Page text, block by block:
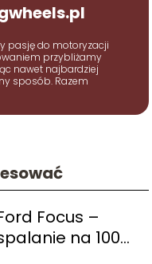
pasję do motoryzacji
przybliżamy
nawet najbardziej
sposób. Razem
Focus –
na 100